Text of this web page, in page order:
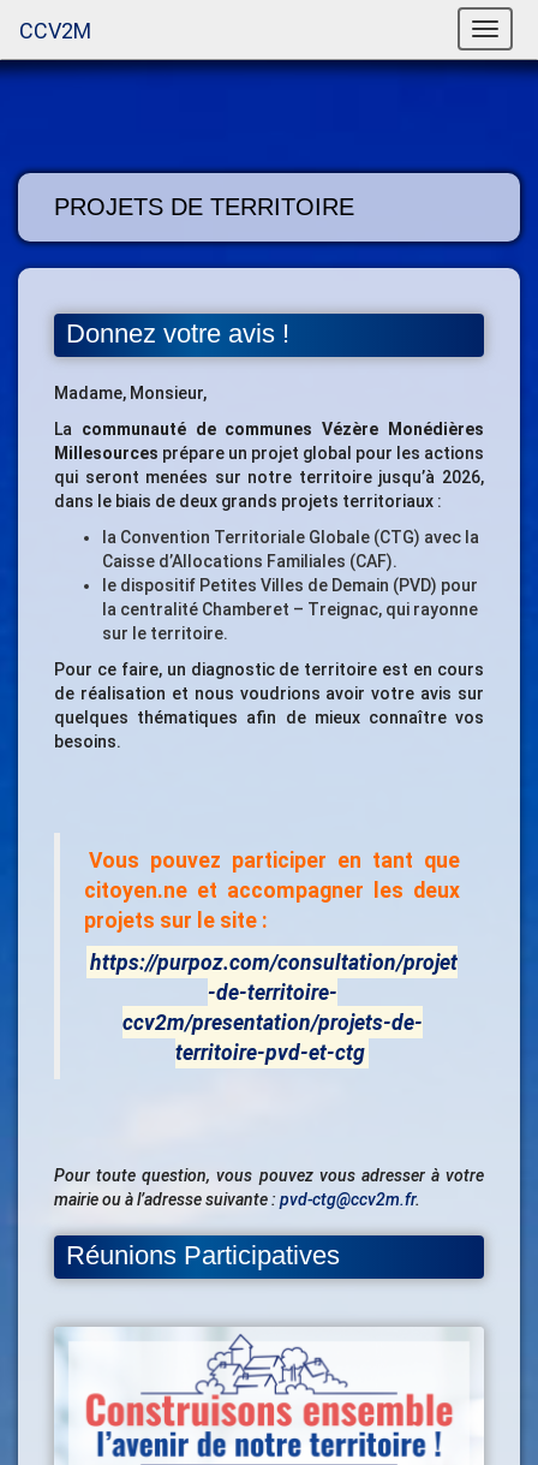
Toggle
CCV2M
PROJETS DE TERRITOIRE
Donnez votre avis !
Madame, Monsieur,
La communauté de communes Vézère Monédières
Millesources prépare un projet global pour les actions
qui seront menées sur notre territoire jusqu’à 2026,
dans le biais de deux grands projets territoriaux :
la Convention Territoriale Globale (CTG) avec la
Caisse d’Allocations Familiales (CAF).
le dispositif Petites Villes de Demain (PVD) pour
la centralité Chamberet – Treignac, qui rayonne
sur le territoire.
Pour ce faire, un diagnostic de territoire est en cours
de réalisation et nous voudrions avoir votre avis sur
quelques thématiques afin de mieux connaître vos
besoins.
Vous pouvez participer en tant que
citoyen.ne et accompagner les deux
projets sur le site :
https://purpoz.com/consultation/projet
-de-territoire-
ccv2m/presentation/projets-de-
territoire-pvd-et-ctg
Pour toute question, vous pouvez vous adresser à votre
mairie ou à l’adresse suivante : pvd-ctg@ccv2m.fr.
Réunions Participatives